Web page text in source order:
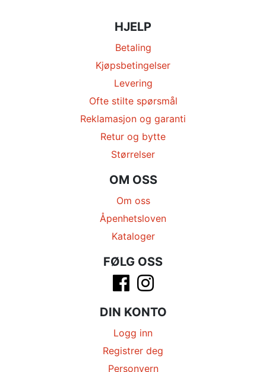
HJELP
Betaling
Kjøpsbetingelser
Levering
Ofte stilte spørsmål
Reklamasjon og garanti
Retur og bytte
Størrelser
OM OSS
Om oss
Åpenhetsloven
Kataloger
FØLG OSS
DIN KONTO
Logg inn
Registrer deg
Personvern